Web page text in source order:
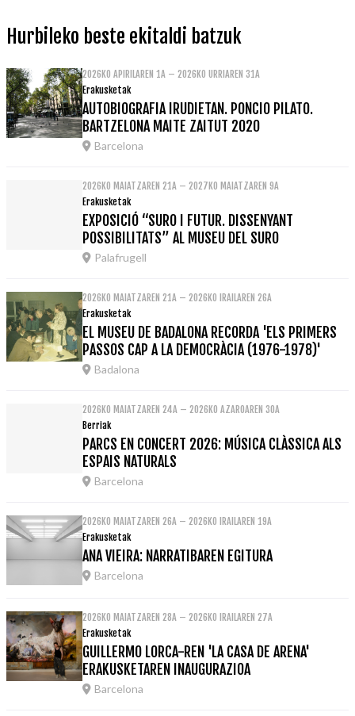
Hurbileko beste ekitaldi batzuk
2026KO APIRILAREN 1A – 2026KO URRIAREN 31A
Erakusketak
AUTOBIOGRAFIA IRUDIETAN. PONCIO PILATO.
BARTZELONA MAITE ZAITUT 2020
Barcelona
2026KO MAIATZAREN 21A – 2027KO MAIATZAREN 9A
Erakusketak
EXPOSICIÓ “SURO I FUTUR. DISSENYANT
POSSIBILITATS” AL MUSEU DEL SURO
Palafrugell
2026KO MAIATZAREN 21A – 2026KO IRAILAREN 26A
Erakusketak
EL MUSEU DE BADALONA RECORDA 'ELS PRIMERS
PASSOS CAP A LA DEMOCRÀCIA (1976-1978)'
Badalona
2026KO MAIATZAREN 24A – 2026KO AZAROAREN 30A
Berriak
PARCS EN CONCERT 2026: MÚSICA CLÀSSICA ALS
ESPAIS NATURALS
Barcelona
2026KO MAIATZAREN 26A – 2026KO IRAILAREN 19A
Erakusketak
ANA VIEIRA: NARRATIBAREN EGITURA
Barcelona
2026KO MAIATZAREN 28A – 2026KO IRAILAREN 27A
Erakusketak
GUILLERMO LORCA-REN 'LA CASA DE ARENA'
ERAKUSKETAREN INAUGURAZIOA
Barcelona